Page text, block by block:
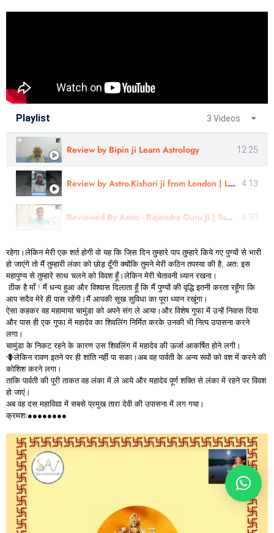
Playlist 3 Videos
Review by Bipin ji Learn Astrology 12:25
Review by Astro.Kishori ji from London | Learn Astrology 4:13
Reviewed By Astro - Rajendra Guru Ji | Sshree Astro Vastu 4:30
रहेगा।लेकिन मेरी एक शर्त होगी वो यह कि जिस दिन तुम्हारे पाप तुम्हारे किये गए पुण्यों से भारी
हो जाएंगे तो मैं तुम्हारी लंका को छोड़ दूँगी क्योंकि तुमने मेरी कठिन तपस्या की है, अतः इस
महापुण्य से तुम्हारे साथ चलने को विवश हूँ।लेकिन मेरी चेतावनी ध्यान रखना।
ठीक है माँ ! मैं धन्य हुआ और विश्वास दिलाता हूँ कि मैं पुण्यों की वृद्धि इतनी करता रहूँगा कि
आप सदैव मेरे ही पास रहेंगी।मैं आपकी सुख सुविधा का पूरा ध्यान रखूंगा।
ऐसा कहकर वह महामाया चामुंडा को अपने संग ले आया।और विशेष गुफा में उन्हें निवास दिया
और पास ही एक गुफा में महादेव का शिवलिंग निर्मित करके उनकी भी नित्य उपासना करने
लगा।
चामुंडा के निकट रहने के कारण उस शिवलिंग में महादेव की ऊर्जा आकर्षित होने लगी।
🪻लेकिन रावण इतने पर ही शांति नहीं पा सका।अब वह पार्वती के अन्य रूपों को वश में करने की
कोशिश करने लगा।
ताकि पार्वती की पूरी ताकत वह लंका में ले आये और महादेव पूर्ण शक्ति से लंका में रहने पर विवश
हो जाएं।
अब वह दस महाविद्या में सबसे प्रमुख तारा देवी की उपासना में लग गया।
क्रमशः●●●●●●●●